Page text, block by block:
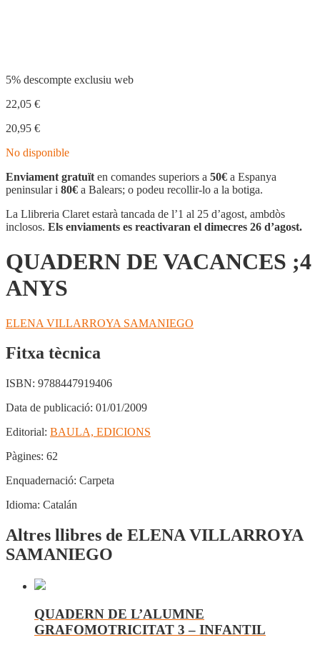
5% descompte exclusiu web
22,05 €
20,95 €
No disponible
Enviament gratuït en comandes superiors a 50€ a Espanya
peninsular i 80€ a Balears; o podeu recollir-lo a la botiga.
La Llibreria Claret estarà tancada de l’1 al 25 d’agost, ambdòs
inclosos. Els enviaments es reactivaran el dimecres 26 d’agost.
QUADERN DE VACANCES ;4
ANYS
ELENA VILLARROYA SAMANIEGO
Fitxa tècnica
ISBN: 9788447919406
Data de publicació: 01/01/2009
Editorial: BAULA, EDICIONS
Pàgines: 62
Enquadernació: Carpeta
Idioma: Catalán
Altres llibres de ELENA VILLARROYA
SAMANIEGO
QUADERN DE L’ALUMNE
GRAFOMOTRICITAT 3 – INFANTIL